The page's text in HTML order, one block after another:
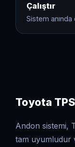
Çalıştır
Sistem anında
Toyota
Andon sistemi,
tam uyumludur